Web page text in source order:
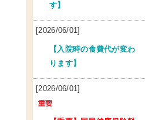
す】
[2026/06/01]
【入院時の食費代が変わ
ります】
[2026/06/01]